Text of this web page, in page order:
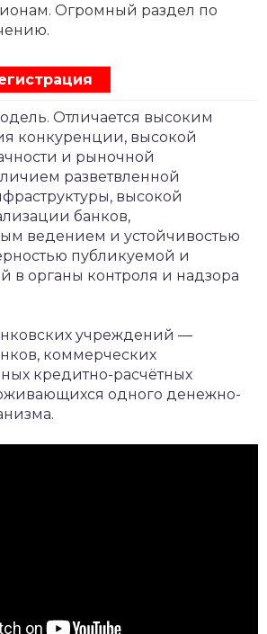
Огромный раздел по
Отличается высоким
конкуренции, высокой
и рыночной
разветвленной
высокой
банков,
ведением и устойчивостью
публикуемой и
в органы контроля и надзора
учреждений —
коммерческих
кредитно-расчётных
одного денежно-